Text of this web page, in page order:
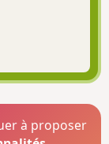
à proposer